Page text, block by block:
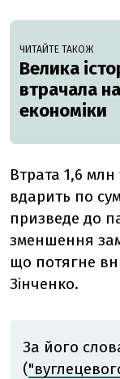
ЧИТАЙТЕ ТАКОЖ
Велика
втрачала
економіки
Втрата 1,6
вдарить по
призведе до
зменшення
що потягне
Зінченко.
За його
(